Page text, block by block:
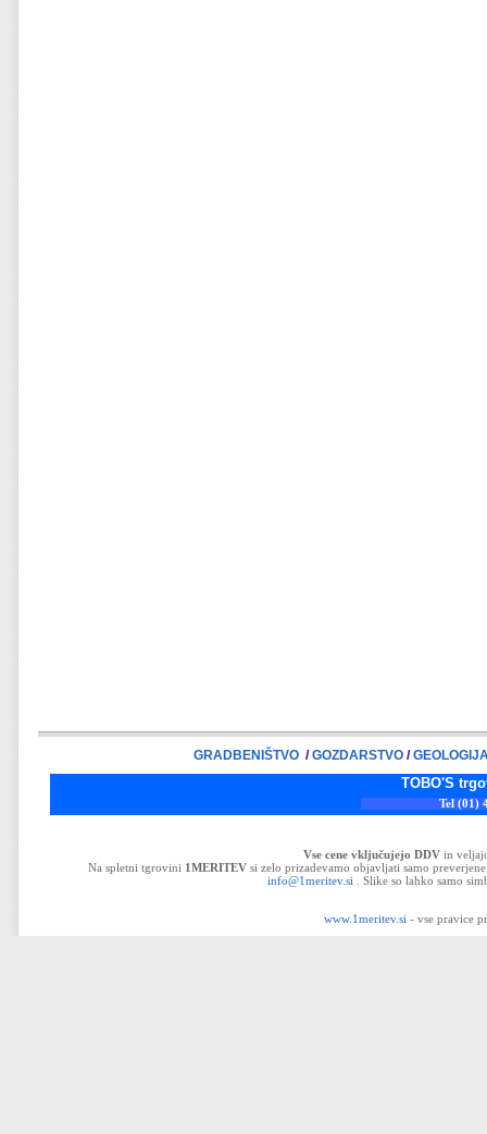
GRADBENIŠTVO /GOZDARSTVO/
TOBO'S trgovina
Tel (01) 43-32-
Vse cene vključujejo DDV in
Na spletni tgrovini 1MERITEVsi zelo prizadevamo objavljati samo
info@1meritev.si . Slike so lahko samo
www.1meritev.si - vse pravice